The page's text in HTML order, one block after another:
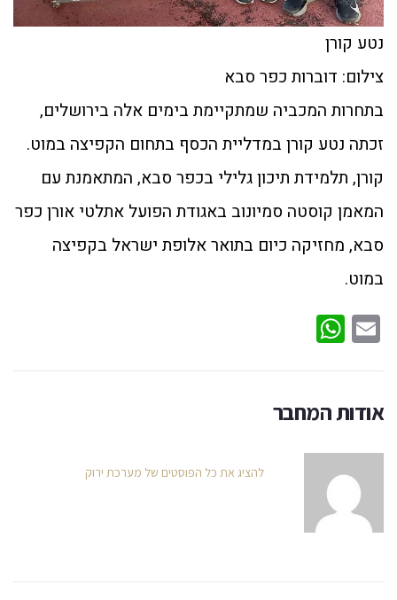
נטע קורן
צילום: דוברות כפר סבא
בתחרות המכביה שמתקיימת בימים אלה בירושלים,
זכתה נטע קורן במדליית הכסף בתחום הקפיצה במוט.
קורן, תלמידת תיכון גלילי בכפר סבא, המתאמנת עם
המאמן קוסטה סמיונוב באגודת הפועל אתלטי אורן כפר
סבא, מחזיקה כיום בתואר אלופת ישראל בקפיצה
במוט.
Email
אודות המחבר
להציג את כל הפוסטים של מערכת ירוק